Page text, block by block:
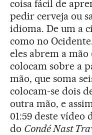
coisa fácil de
pedir cerveja ou
idioma. De um a
como no
eles abrem a
colocam sobre a
mão, que soma
colocam-se dois
outra mão, e
01:59 deste vídeo
do Condé Nast